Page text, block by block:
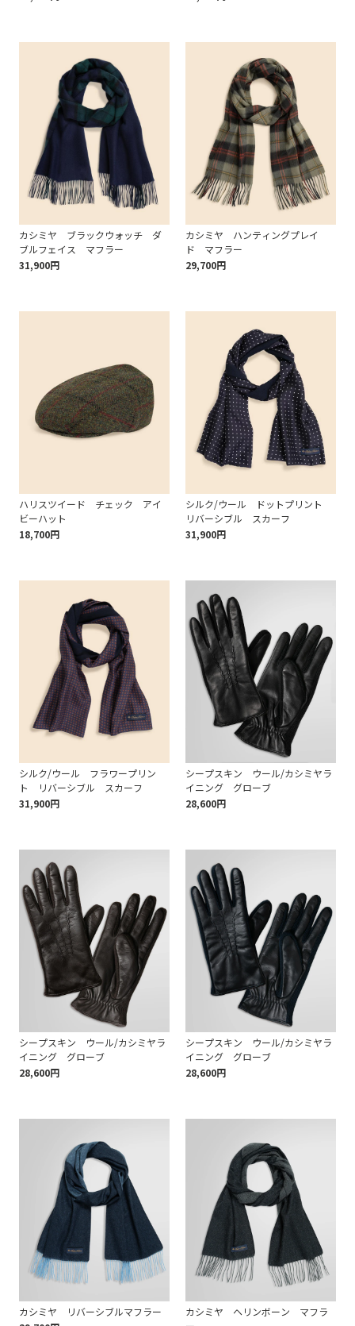
カシミヤ ブラックウォッチ ダ
ブルフェイス マフラー
31,900円
カシミヤ ハンティングプレイ
ド マフラー
29,700円
ハリスツイード チェック アイ
ビーハット
18,700円
シルク/ウール ドットプリント
リバーシブル スカーフ
31,900円
シルク/ウール フラワープリン
ト リバーシブル スカーフ
31,900円
シープスキン ウール/カシミヤラ
イニング グローブ
28,600円
シープスキン ウール/カシミヤラ
イニング グローブ
28,600円
シープスキン ウール/カシミヤラ
イニング グローブ
28,600円
カシミヤ リバーシブルマフラー
カシミヤ ヘリンボーン マフラ